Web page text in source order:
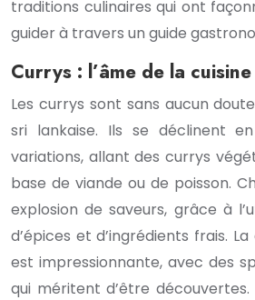
traditions culinaires qui ont
guider à travers un guide
Currys : l’âme de la
Les currys sont sans aucun
sri lankaise. Ils se déclinent
variations, allant des currys
base de viande ou de poisson.
explosion de saveurs, grâce à
d’épices et d’ingrédients frais.
est impressionnante, avec des
qui méritent d’être